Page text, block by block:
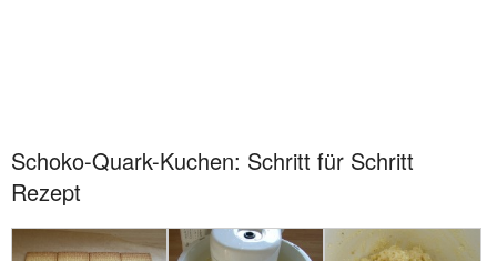
Schoko-Quark-Kuchen: Schritt für Schritt
Rezept